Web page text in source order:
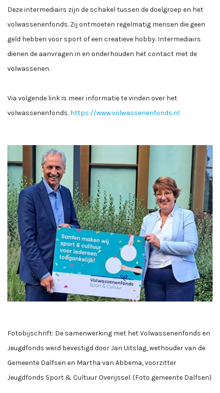
Deze intermediairs zijn de schakel tussen de doelgroep en het
volwassenenfonds. Zij ontmoeten regelmatig mensen die geen
geld hebben voor sport of een creatieve hobby. Intermediairs
dienen de aanvragen in en onderhouden het contact met de
volwassenen.
Via volgende link is meer informatie te vinden over het
volwassenenfonds. https://www.volwassenenfonds.nl
Fotobijschrift: De samenwerking met het Volwassenenfonds en
Jeugdfonds werd bevestigd door Jan Uitslag, wethouder van de
Gemeente Dalfsen en Martha van Abbema, voorzitter
Jeugdfonds Sport & Cultuur Overijssel. (Foto gemeente Dalfsen)